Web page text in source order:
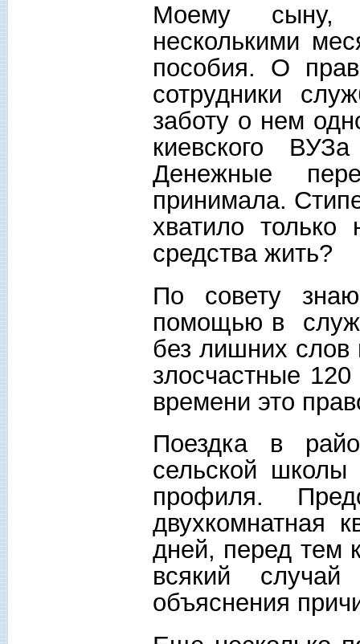
Моему сыну,
несколькими
пособия. О
сотрудники
заботу о нем
киевского
Денежные
принимала.
хватило
средства жить?
По совету
помощью в
без лишних слов
злосчастные
времени это
Поездка в
сельской
профиля.
двухкомнатная
дней, перед тем
всякий
объяснения